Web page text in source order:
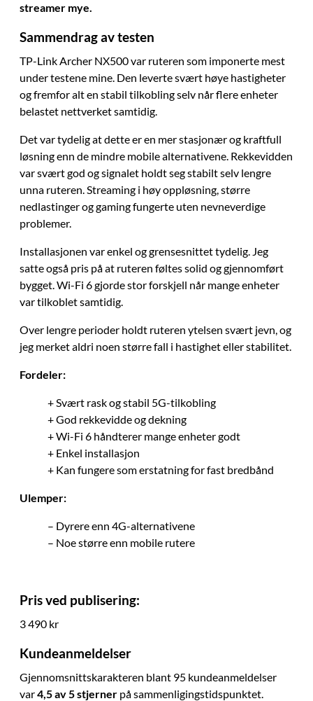
streamer mye.
Sammendrag av testen
TP-Link Archer NX500 var ruteren som imponerte mest
under testene mine. Den leverte svært høye hastigheter
og fremfor alt en stabil tilkobling selv når flere enheter
belastet nettverket samtidig.
Det var tydelig at dette er en mer stasjonær og kraftfull
løsning enn de mindre mobile alternativene. Rekkevidden
var svært god og signalet holdt seg stabilt selv lengre
unna ruteren. Streaming i høy oppløsning, større
nedlastinger og gaming fungerte uten nevneverdige
problemer.
Installasjonen var enkel og grensesnittet tydelig. Jeg
satte også pris på at ruteren føltes solid og gjennomført
bygget. Wi-Fi 6 gjorde stor forskjell når mange enheter
var tilkoblet samtidig.
Over lengre perioder holdt ruteren ytelsen svært jevn, og
jeg merket aldri noen større fall i hastighet eller stabilitet.
Fordeler:
+ Svært rask og stabil 5G-tilkobling
+ God rekkevidde og dekning
+ Wi-Fi 6 håndterer mange enheter godt
+ Enkel installasjon
+ Kan fungere som erstatning for fast bredbånd
Ulemper:
– Dyrere enn 4G-alternativene
– Noe større enn mobile rutere
Pris ved publisering:
3 490 kr
Kundeanmeldelser
Gjennomsnittskarakteren blant 95 kundeanmeldelser
var4,5 av 5 stjerner på sammenligingstidspunktet.